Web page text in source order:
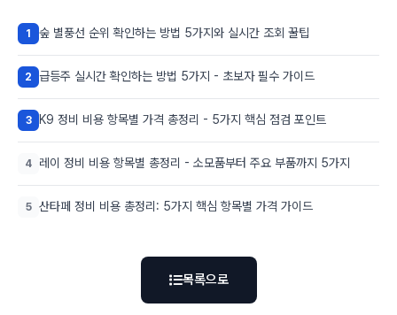
1 숲 별풍선 순위 확인하는 방법 5가지와 실시간 조회 꿀팁
2 급등주 실시간 확인하는 방법 5가지 - 초보자 필수 가이드
3 K9 정비 비용 항목별 가격 총정리 - 5가지 핵심 점검 포인트
4 레이 정비 비용 항목별 총정리 - 소모품부터 주요 부품까지 5가지
5 산타페 정비 비용 총정리: 5가지 핵심 항목별 가격 가이드
목록으로